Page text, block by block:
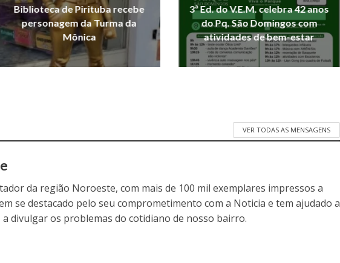
Biblioteca de Pirituba recebe
personagem da Turma da
Mônica
3ª Ed. do V.E.M. celebra 42 anos
do Pq. São Domingos com
atividades de bem-estar
VER TODAS AS MENSAGENS
da região Noroeste, com mais de 100 mil exemplares impressos a
se destacado pelo seu comprometimento com a Noticia e tem ajudado a
a divulgar os problemas do cotidiano de nosso bairro.